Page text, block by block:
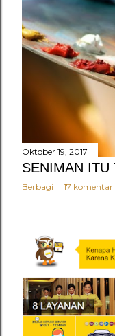
Oktober 19, 2017
SENIMAN ITU
Berbagi 17 komentar